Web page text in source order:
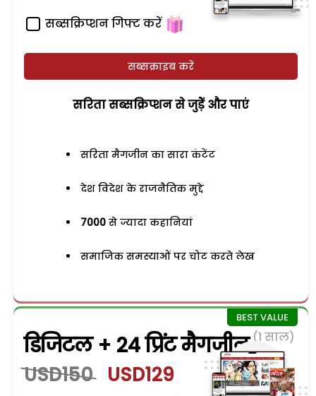
सब्सक्रिप्शन गिफ्ट करें
सब्सक्राइब करें
सरिता सब्सक्रिप्शन से जुड़ेें और पाएं
सरिता मैगजीन का सारा कंटेंट
देश विदेश के राजनैतिक मुद्दे
7000 से ज्यादा कहानियां
समाजिक समस्याओं पर चोट करते लेख
डिजिटल + 24 प्रिंट मैगजीन (1 साल)
USD150 USD129